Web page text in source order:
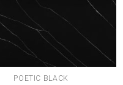
POETIC BLACK